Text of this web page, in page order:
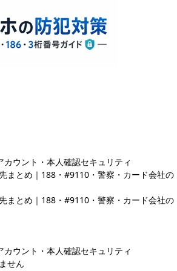
カウント・本人確認セキュリティ
まとめ｜188・#9110・警察・カード会社の
まとめ｜188・#9110・警察・カード会社の
カウント・本人確認セキュリティ
せん